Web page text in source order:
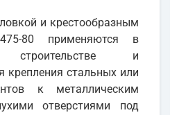
и крестообразным
80 применяются в
строительстве и
крепления стальных или
к металлическим
отверстиями под